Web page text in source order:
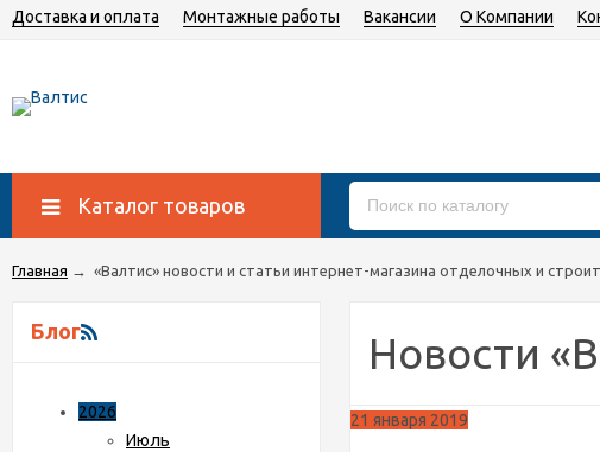
Доставка и оплата Монтажные работы Вакансии О Компании
Каталог товаров
Главная → «Валтис» новости и статьи интернет-магазина отделочных и
Блог
2026
Июль
Новости
21 января 2019